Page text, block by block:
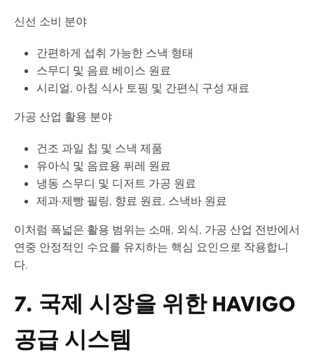
신선 소비 분야
간편하게 섭취 가능한 스낵 형태
스무디 및 음료 베이스 원료
시리얼, 아침 식사 토핑 및 간편식 구성 재료
가공 산업 활용 분야
건조 과일 칩 및 스낵 제품
유아식 및 음료용 퓌레 원료
냉동 스무디 및 디저트 가공 원료
제과·제빵 필링, 향료 원료, 스낵바 원료
이처럼 폭넓은 활용 범위는 소매, 외식, 가공 산업 전반에서
연중 안정적인 수요를 유지하는 핵심 요인으로 작용합니
다.
7. 국제 시장을 위한 HAVIGO
공급 시스템